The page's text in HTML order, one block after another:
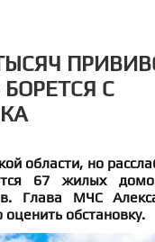
С
области, но
67 жилых
Глава МЧС
обстановку.